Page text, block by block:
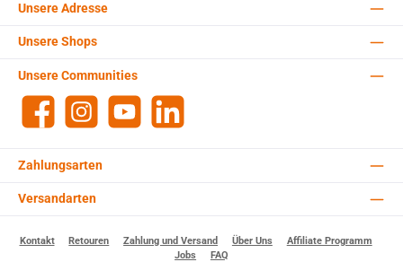
Zahlungsarten
Versandarten
Unsere Adresse
Unsere Communities
Facebook Instagram YouTube
Unsere Shops
Kontakt Retouren Zahlung und Versand Über Uns
Affiliate Programm
Jobs
FAQ